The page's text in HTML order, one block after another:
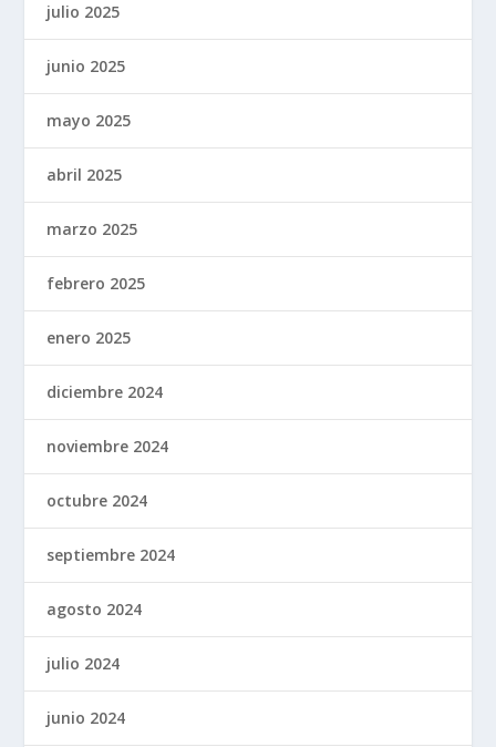
julio 2025
junio 2025
mayo 2025
abril 2025
marzo 2025
febrero 2025
enero 2025
diciembre 2024
noviembre 2024
octubre 2024
septiembre 2024
agosto 2024
julio 2024
junio 2024